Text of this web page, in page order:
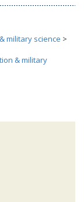
military science >
& military